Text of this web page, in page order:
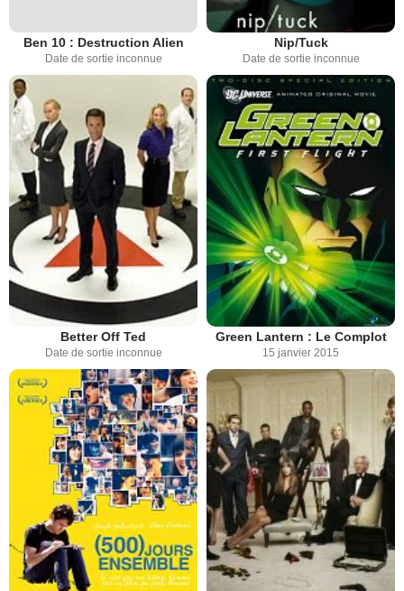
Ben 10 : Destruction Alien
Date de sortie inconnue
Nip/Tuck
Date de sortie inconnue
Better Off Ted
Date de sortie inconnue
Green Lantern : Le Complot
15 janvier 2015